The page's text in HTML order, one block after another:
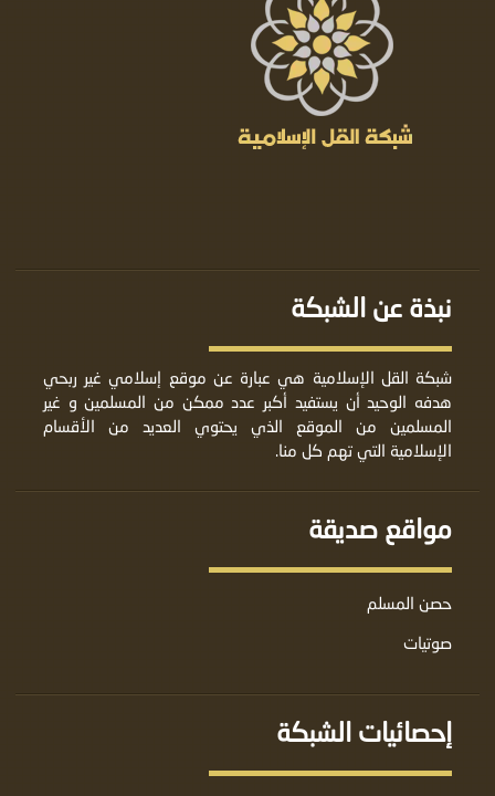
نبذة عن الشبكة
شبكة القل الإسلامية هي عبارة عن موقع إسلامي غير ربحي
هدفه الوحيد أن يستفيد أكبر عدد ممكن من المسلمين و غير
المسلمين من الموقع الذي يحتوي العديد من الأقسام
الإسلامية التي تهم كل منا.
مواقع صديقة
حصن المسلم
صوتيات
إحصائيات الشبكة